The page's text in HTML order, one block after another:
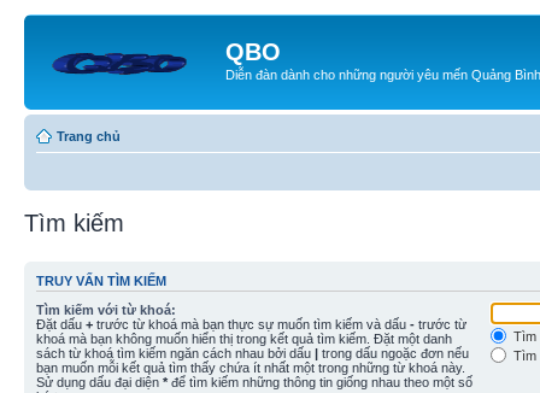
QBO
Diễn đàn dành cho những người yêu mến Quảng Bình
Trang chủ
Tìm kiếm
TRUY VẤN TÌM KIẾM
Tìm kiếm với từ khoá:
Đặt dấu + trước từ khoá mà bạn thực sự muốn tìm kiếm và dấu - trước từ
khoá mà bạn không muốn hiển thị trong kết quả tìm kiếm. Đặt một danh
sách từ khoá tìm kiếm ngăn cách nhau bởi dấu | trong dấu ngoặc đơn nếu
bạn muốn mỗi kết quả tìm thấy chứa ít nhất một trong những từ khoá này.
Sử dụng dấu đại diện * để tìm kiếm những thông tin giống nhau theo một số
Tìm
Tìm